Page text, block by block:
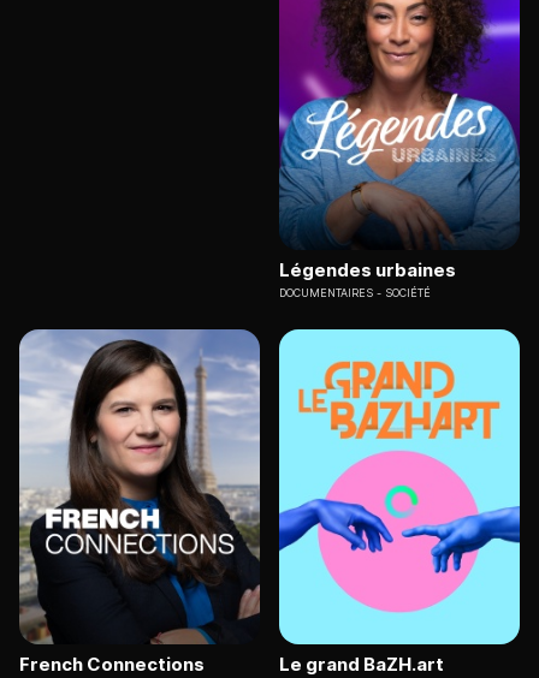
Légendes urbaines
DOCUMENTAIRES SOCIÉTÉ
French Connections Le grand BaZH.art